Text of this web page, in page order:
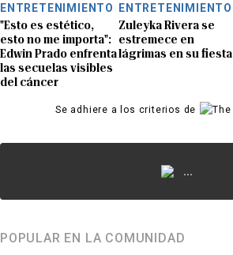
ENTRETENIMIENTO
"Esto es estético,
esto no me importa":
Edwin Prado enfrenta
las secuelas visibles
del cáncer
ENTRETENIMIENTO
Zuleyka Rivera se
estremece en
lágrimas en su fiesta
Se adhiere a los criterios de
...
POPULAR EN LA COMUNIDAD